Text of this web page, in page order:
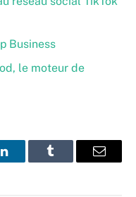
Business
le moteur de
LinkedInTumblr Email